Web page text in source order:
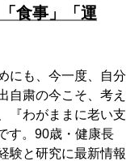
食事」「運
にも、今一度、自分
自粛の今こそ、考え
『わがままに老い支
す。90歳・健康長
験と研究に最新情報